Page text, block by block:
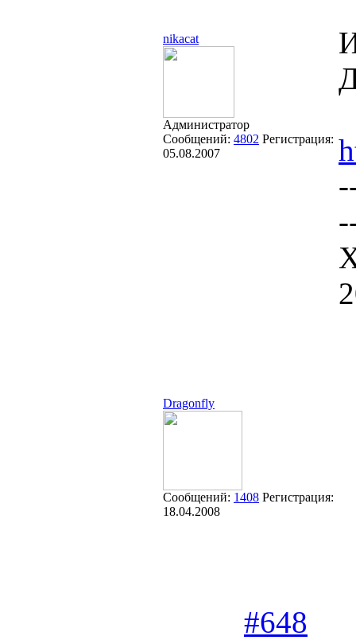
nikacat
Администратор
Сообщений: 4802 Регистрация:
05.08.2007
Dragonfly
Сообщений: 1408 Регистрация:
18.04.2008
#648